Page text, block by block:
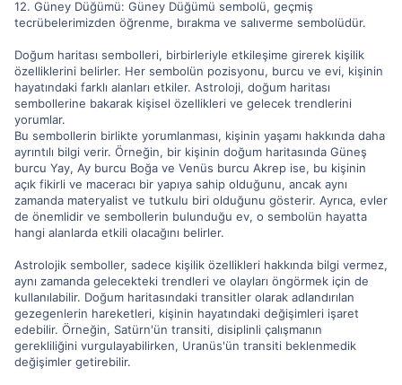
12. Güney Düğümü: Güney Düğümü sembolü, geçmiş
tecrübelerimizden öğrenme, bırakma ve salıverme sembolüdür.
Doğum haritası sembolleri, birbirleriyle etkileşime girerek kişilik
özelliklerini belirler. Her sembolün pozisyonu, burcu ve evi, kişinin
hayatındaki farklı alanları etkiler. Astroloji, doğum haritası
sembollerine bakarak kişisel özellikleri ve gelecek trendlerini
yorumlar.
Bu sembollerin birlikte yorumlanması, kişinin yaşamı hakkında daha
ayrıntılı bilgi verir. Örneğin, bir kişinin doğum haritasında Güneş
burcu Yay, Ay burcu Boğa ve Venüs burcu Akrep ise, bu kişinin
açık fikirli ve maceracı bir yapıya sahip olduğunu, ancak aynı
zamanda materyalist ve tutkulu biri olduğunu gösterir. Ayrıca, evler
de önemlidir ve sembollerin bulunduğu ev, o sembolün hayatta
hangi alanlarda etkili olacağını belirler.
Astrolojik semboller, sadece kişilik özellikleri hakkında bilgi vermez,
aynı zamanda gelecekteki trendleri ve olayları öngörmek için de
kullanılabilir. Doğum haritasındaki transitler olarak adlandırılan
gezegenlerin hareketleri, kişinin hayatındaki değişimleri işaret
edebilir. Örneğin, Satürn'ün transiti, disiplinli çalışmanın
gerekliliğini vurgulayabilirken, Uranüs'ün transiti beklenmedik
değişimler getirebilir.